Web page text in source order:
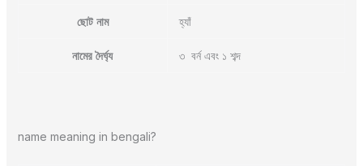
ছোট নাম হ্যাঁ
নামের দৈর্ঘ্য ৩ বর্ন এবং ১ শব্দ
name meaning in bengali?